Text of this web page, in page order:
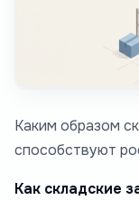
Каким образом
способствуют
Как складские